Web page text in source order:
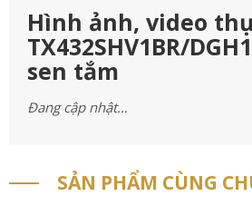
Hình ảnh, video
TX432SHV1BR/
sen tắm
Đang cập nhật…
SẢN PHẨM CÙNG